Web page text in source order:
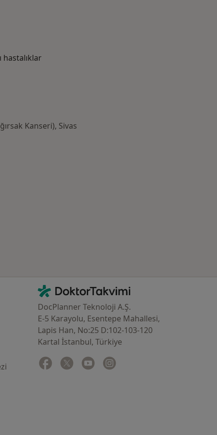
hastalıklar
Kanseri), Sivas
İletişim
DoktorTakvimi - Ana Sayfa
DocPlanner Teknoloji A.Ş.
E-5 Karayolu, Esentepe Mahallesi,
Lapis Han, No:25 D:102-103-120
Kartal İstanbul, Türkiye
Facebook
yeni bir sekmede açılır
Twitter
yeni bir sekmede açılır
Youtube
yeni bir sekmede açılır